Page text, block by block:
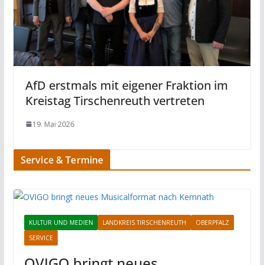
AfD erstmals mit eigener Fraktion im
Kreistag Tirschenreuth vertreten
19. Mai 2026
Service & Termine
KULTUR UND MEDIEN LANDKREIS TIRSCHENREUTH
OBERPFALZ
SERVICE